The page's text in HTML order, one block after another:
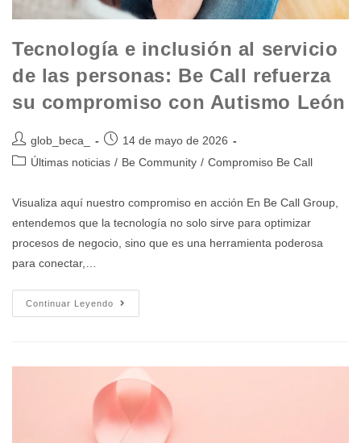
Tecnología e inclusión al servicio
de las personas: Be Call refuerza
su compromiso con Autismo León
glob_beca_
14 de mayo de 2026
Últimas noticias / Be Community / Compromiso Be Call
Visualiza aquí nuestro compromiso en acción En Be Call Group,
entendemos que la tecnología no solo sirve para optimizar
procesos de negocio, sino que es una herramienta poderosa
para conectar,…
Continuar Leyendo